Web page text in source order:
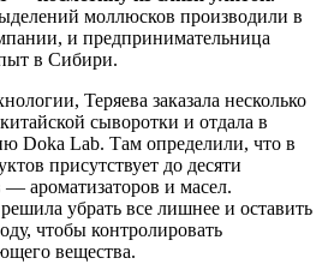
моллюсков производили в
и предпринимательница
в Сибири.
Теряева заказала несколько
сыворотки и отдала в
Doka Lab. Там определили, что в
присутствует до десяти
ароматизаторов и масел.
убрать все лишнее и оставить
чтобы контролировать
вещества.